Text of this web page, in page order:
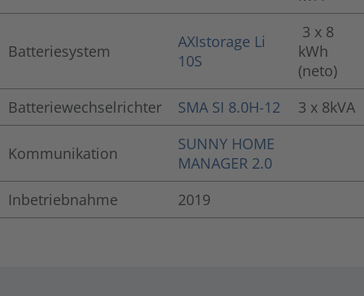
Batteriesystem
AXIstorage Li
10S
3 x 8
kWh
(neto)
Batteriewechselrichter
SMA SI 8.0H-12 3 x 8kVA
Kommunikation
SUNNY HOME
MANAGER 2.0
Inbetriebnahme
2019